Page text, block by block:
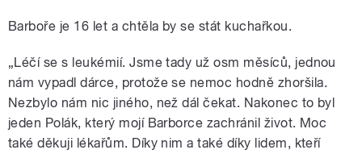
Barboře je 16 let a chtěla by se stát kuchařkou.
„Léčí se s leukémií. Jsme tady už osm měsíců, jednou
nám vypadl dárce, protože se nemoc hodně zhoršila.
Nezbylo nám nic jiného, než dál čekat. Nakonec to byl
jeden Polák, který mojí Barborce zachránil život. Moc
také děkuji lékařům. Díky nim a také díky lidem, kteří